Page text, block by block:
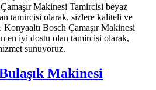
Makinesi Tamircisi beyaz
tamircisi olarak, sizlere kaliteli ve
Bosch Çamaşır Makinesi
en iyi dostu olan tamircisi olarak,
sunuyoruz.
Makinesi